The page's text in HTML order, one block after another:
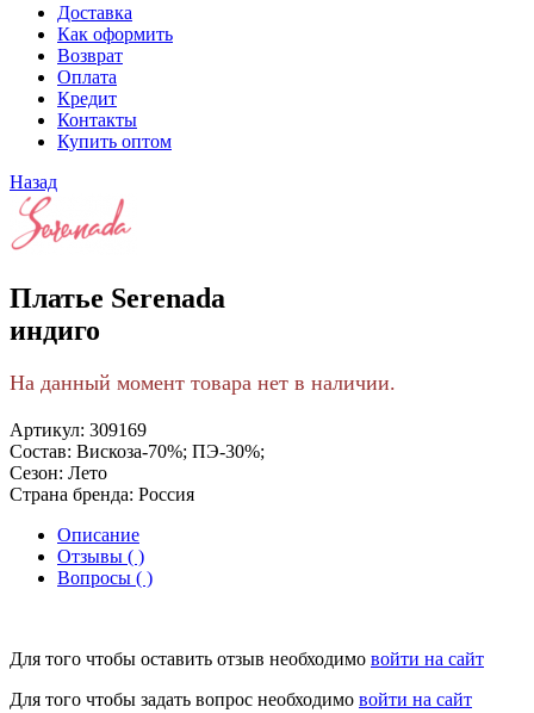
Доставка
Как оформить
Возврат
Оплата
Кредит
Контакты
Купить оптом
Назад
Платье Serenada
индиго
На данный момент товара нет в наличии.
Артикул: 309169
Состав: Вискоза-70%; ПЭ-30%;
Сезон: Лето
Страна бренда: Россия
Описание
Отзывы ( )
Вопросы ( )
Для того чтобы оставить отзыв необходимо войти на сайт
Для того чтобы задать вопрос необходимо войти на сайт